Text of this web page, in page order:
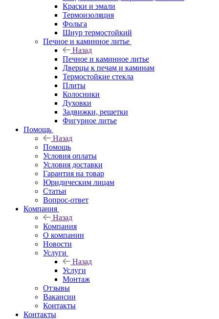
Краски и эмали
Термоизоляция
Фольга
Шнур термостойкий
Печное и каминное литье
Назад
Печное и каминное литье
Дверцы к печам и каминам
Термостойкие стекла
Плиты
Колосники
Духовки
Задвижки, решетки
Фигурное литье
Помощь
Назад
Помощь
Условия оплаты
Условия доставки
Гарантия на товар
Юридическим лицам
Статьи
Вопрос-ответ
Компания
Назад
Компания
О компании
Новости
Услуги
Назад
Услуги
Монтаж
Отзывы
Вакансии
Контакты
Контакты